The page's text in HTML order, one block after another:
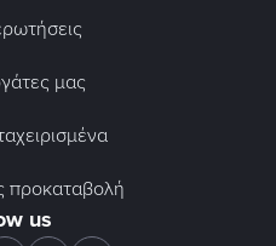
μας
προκαταβολή
us